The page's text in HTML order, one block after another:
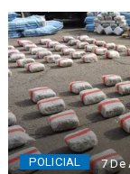
POLICIAL 7 De